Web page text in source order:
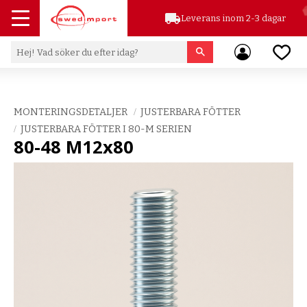
Meny
local_shippingLeverans inom 2-3 dagar
MONTERINGSDETALJER
JUSTERBARA FÖTTER
JUSTERBARA FÖTTER I 80-M SERIEN
80-48 M12x80